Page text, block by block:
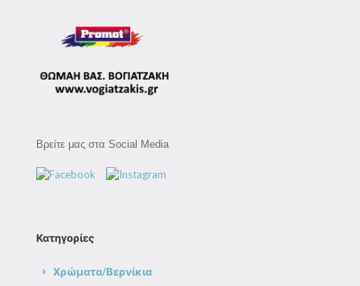
Βρείτε μας στα Social Media
Κατηγορίες
Χρώματα/Βερνίκια